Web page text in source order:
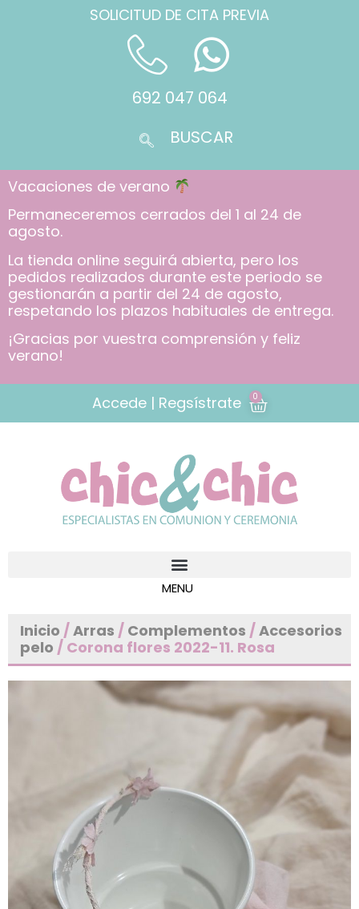
SOLICITUD DE CITA PREVIA
692 047 064
Vacaciones de verano
Permaneceremos cerrados del 1 al 24 de
agosto.
La tienda online seguirá abierta, pero los
pedidos realizados durante este periodo se
gestionarán a partir del 24 de agosto,
respetando los plazos habituales de entrega.
¡Gracias por vuestra comprensión y feliz
verano!
Accede | Regsístrate 0
Inicio /Arras / Complementos /Accesorios
pelo / Corona flores 2022-11. Rosa